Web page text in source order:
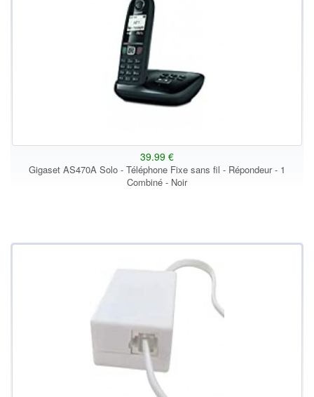
39.99 €
Gigaset AS470A Solo - Téléphone Fixe sans fil - Répondeur - 1
Combiné - Noir